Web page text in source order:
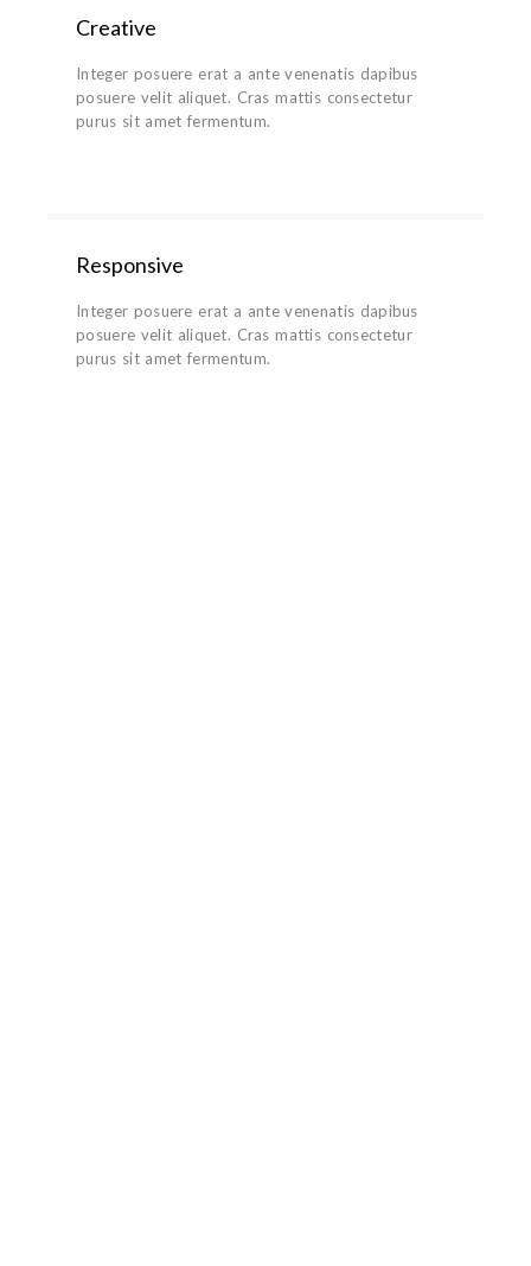
Creative
Integer posuere erat a ante venenatis dapibus
posuere velit aliquet. Cras mattis consectetur
purus sit amet fermentum.
Responsive
Integer posuere erat a ante venenatis dapibus
posuere velit aliquet. Cras mattis consectetur
purus sit amet fermentum.